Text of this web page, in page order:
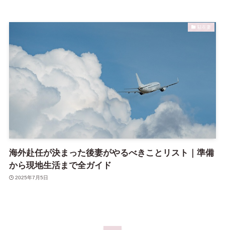
駐在妻
海外赴任が決まった後妻がやるべきことリスト｜準備
から現地生活まで全ガイド
2025年7月5日